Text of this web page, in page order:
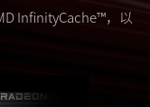
InfinityCache™，以